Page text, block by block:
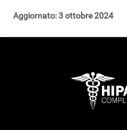
Aggiornato: 3 ottobre 2024